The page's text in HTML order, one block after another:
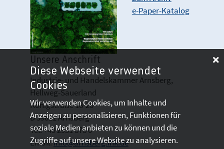
e-Paper-Katalog
Unsere Anschrift
Industrie- und Handelskammer Arnsberg,
Hellweg-Sauerland
Königstraße 18-20
D 59821 Arnsberg
Tel: +49 2931 878 0
Email:info@arnsberg.ihk.de
Diese Webseite verwendet
Cookies
Wir verwenden Cookies, um Inhalte und
Anzeigen zu personalisieren, Funktionen für
soziale Medien anbieten zu können und die
Zugriffe auf unsere Website zu analysieren.